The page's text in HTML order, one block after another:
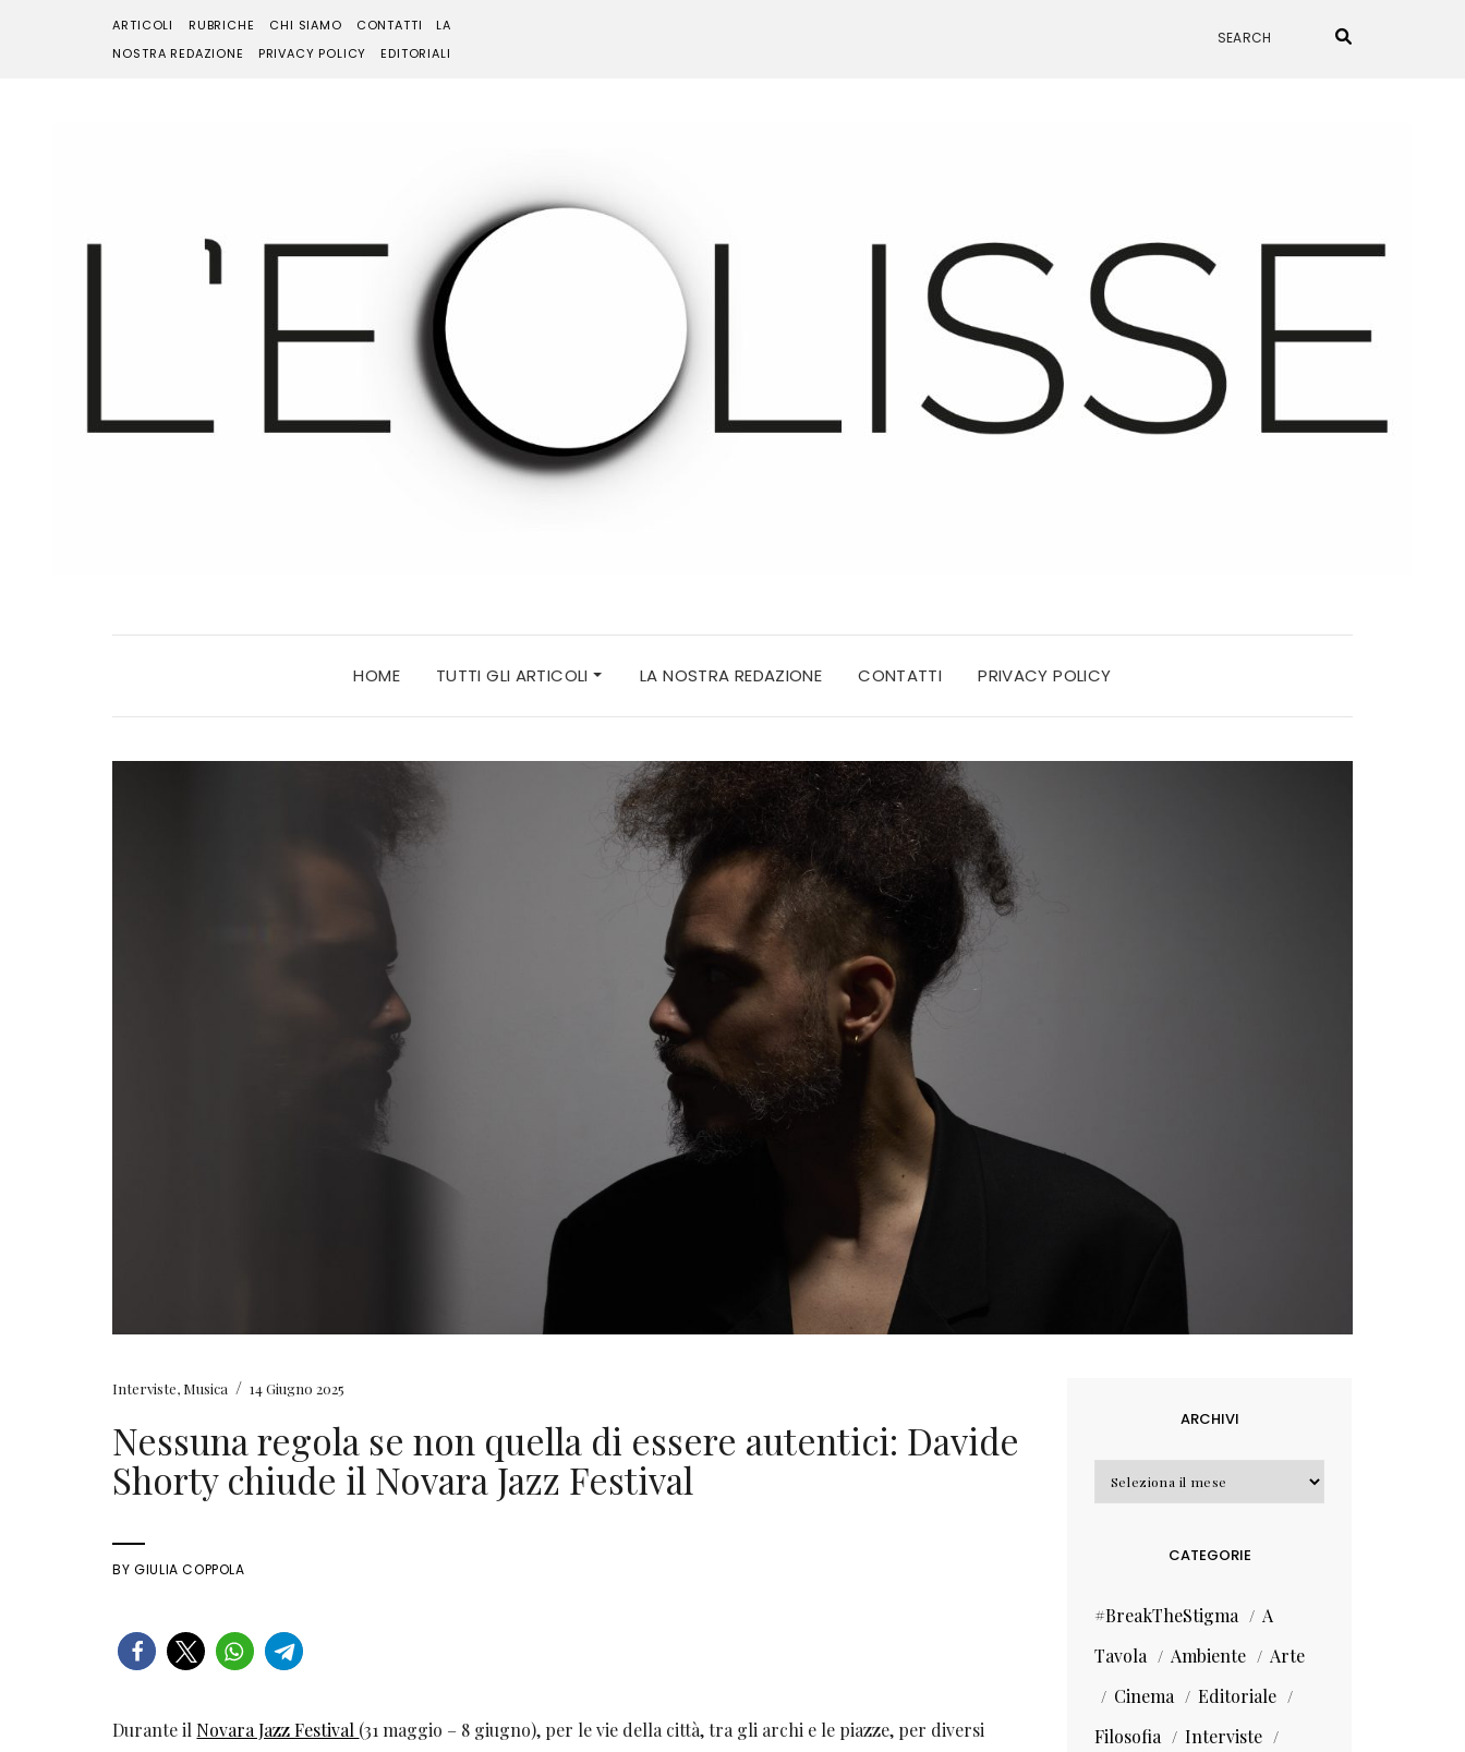
ARTICOLI RUBRICHE CHI SIAMO CONTATTI
LA
NOSTRA REDAZIONE
PRIVACY POLICY EDITORIALI
HOME TUTTI GLI ARTICOLI LA NOSTRA REDAZIONE CONTATTI PRIVACY POLICY
Interviste, Musica / 14 Giugno 2025
Nessuna regola se non quella di essere autentici: Davide
Shorty chiude il Novara Jazz Festival
BYGIULIA COPPOLA
Durante il Novara Jazz Festival (31 maggio – 8 giugno), per le vie della città, tra gli archi e le piazze, per diversi
ARCHIVI
Archivi
CATEGORIE
#BreakTheStigma
A
Tavola
Ambiente
Arte
Cinema
Editoriale
Filosofia
Interviste